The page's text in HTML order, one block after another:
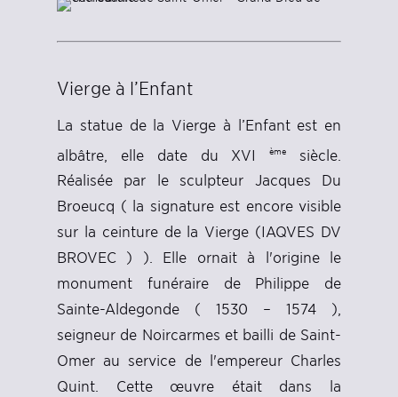
Vierge à l’Enfant
La statue de la Vierge à l’Enfant est en
albâtre, elle date du XVIème
siècle.
Réalisée par le sculpteur Jacques Du
Broeucq ( la signature est encore visible
sur la ceinture de la Vierge (IAQVES DV
BROVEC ) ). Elle ornait à l'origine le
monument funéraire de Philippe de
Sainte-Aldegonde ( 1530 – 1574 ),
seigneur de Noircarmes et bailli de Saint-
Omer au service de l'empereur Charles
Quint. Cette œuvre était dans la